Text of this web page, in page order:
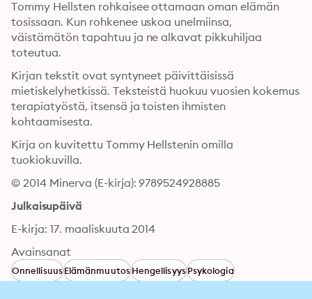
Tommy Hellsten rohkaisee ottamaan oman elämän
tosissaan. Kun rohkenee uskoa unelmiinsa,
väistämätön tapahtuu ja ne alkavat pikkuhiljaa
toteutua.
Kirjan tekstit ovat syntyneet päivittäisissä
mietiskelyhetkissä. Teksteistä huokuu vuosien kokemus
terapiatyöstä, itsensä ja toisten ihmisten
kohtaamisesta.
Kirja on kuvitettu Tommy Hellstenin omilla
tuokiokuvilla.
© 2014 Minerva (E-kirja): 9789524928885
Julkaisupäivä
E-kirja: 17. maaliskuuta 2014
Avainsanat
OnnellisuusElämänmuutosHengellisyysPsykologia